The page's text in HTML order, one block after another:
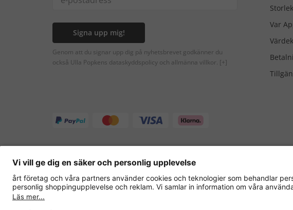
Signa upp mig!
Genom att du signar upp dig på nyhetsbrevet godkänner du
också Ulla Popkens dataskyddspolicy och allmänna villkor. [+]
Var